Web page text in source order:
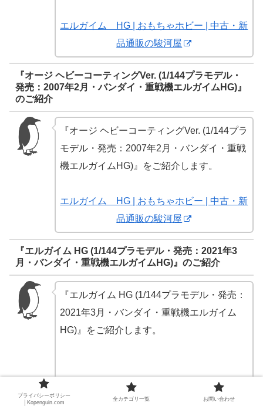
エルガイム HG | おもちゃホビー | 中古・新
品通販の駿河屋
『オージ ヘビーコーティングVer. (1/144プラモデル・
発売：2007年2月・バンダイ・重戦機エルガイムHG)』
のご紹介
『オージ ヘビーコーティングVer. (1/144プラ
モデル・発売：2007年2月・バンダイ・重戦
機エルガイムHG)』をご紹介します。
エルガイム HG | おもちゃホビー | 中古・新
品通販の駿河屋
『エルガイム HG (1/144プラモデル・発売：2021年3
月・バンダイ・重戦機エルガイムHG)』のご紹介
『エルガイム HG (1/144プラモデル・発売：
2021年3月・バンダイ・重戦機エルガイム
HG)』をご紹介します。
エルガイム HG | おもちゃホビー | 中古・新
品通販の駿河屋
プライバシーポリシー
│Kopenguin.com
全カテゴリ一覧 お問い合わせ